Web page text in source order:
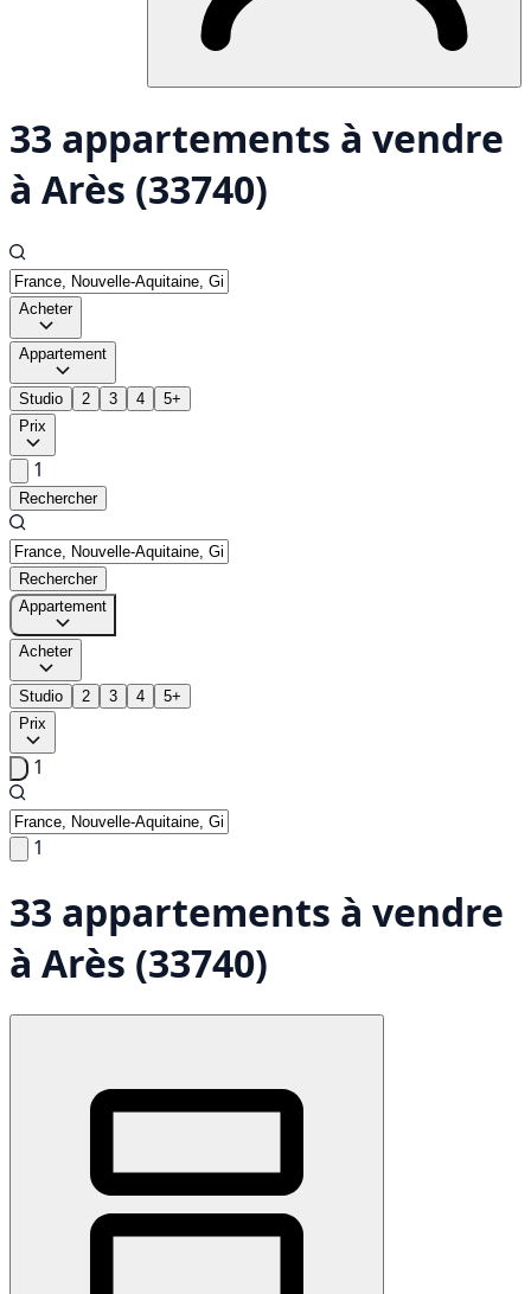
33 appartements à vendre
à Arès (33740)
Acheter
Appartement
Studio 2 3 4
5+
Prix
1
Rechercher
Rechercher
Appartement
Acheter
Studio 2 3 4
5+
Prix
1
1
33 appartements à vendre
à Arès (33740)